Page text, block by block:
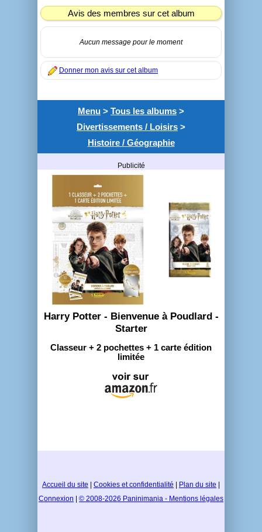
Avis des membres sur cet album
Aucun message pour le moment
Donner mon avis sur cet album
Menu > Tous les albums >
Divertissements / Loisirs >
Histoire / Géographie
Publicité
Harry Potter - Bienvenue à Poudlard -
Starter
Classeur + 2 pochettes + 1 carte édition
limitée
Accueil du site | Cookies et confidentialité | Plan du site |
Connexion | © 2008-2026 Paninimania - Mentions légales